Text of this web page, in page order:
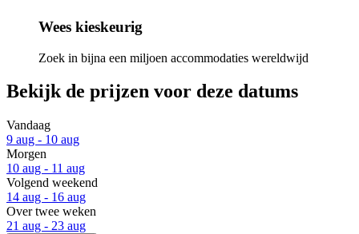
Wees kieskeurig
Zoek in bijna een miljoen accommodaties wereldwijd
Bekijk de prijzen voor deze datums
Vandaag
9 aug - 10 aug
Morgen
10 aug - 11 aug
Volgend weekend
14 aug - 16 aug
Over twee weken
21 aug - 23 aug